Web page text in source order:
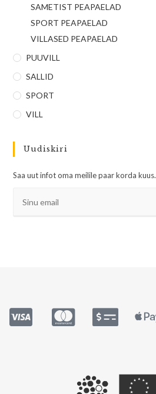
SAMETIST PEAPAELAD
SPORT PEAPAELAD
VILLASED PEAPAELAD
PUUVILL
SALLID
SPORT
VILL
Uudiskiri
Saa uut infot oma meilile paar korda kuus.